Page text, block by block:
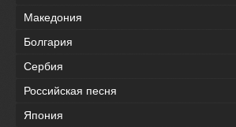
Македония
Болгария
Сербия
Российская песня
Япония